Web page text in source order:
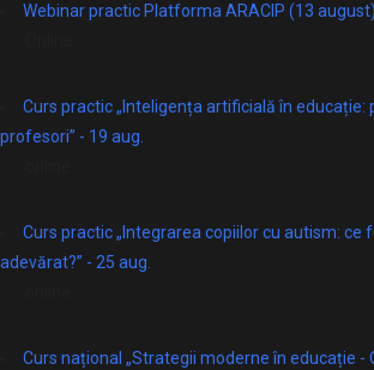
Webinar practic Platforma ARACIP (13 august)
Curs practic „Inteligența artificială în educație:
profesori” - 19 aug.
Curs practic „Integrarea copiilor cu autism: ce
adevărat?” - 25 aug.
Curs național „Strategii moderne în educație -